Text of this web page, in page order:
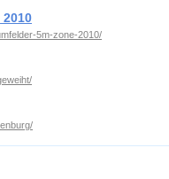
5m-zone-2010/